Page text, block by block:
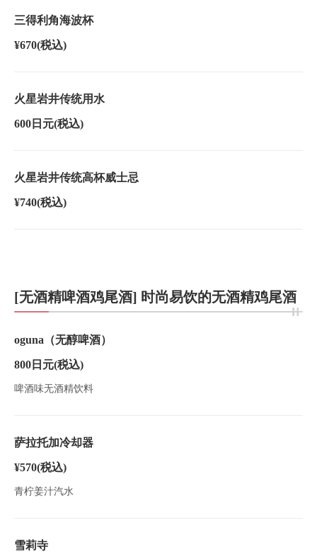
三得利角海波杯
¥670(税込)
火星岩井传统用水
600日元(税込)
火星岩井传统高杯威士忌
¥740(税込)
[无酒精啤酒鸡尾酒] 时尚易饮的无酒精鸡尾酒
oguna（无醇啤酒）
800日元(税込)
啤酒味无酒精饮料
萨拉托加冷却器
¥570(税込)
青柠姜汁汽水
雪莉寺